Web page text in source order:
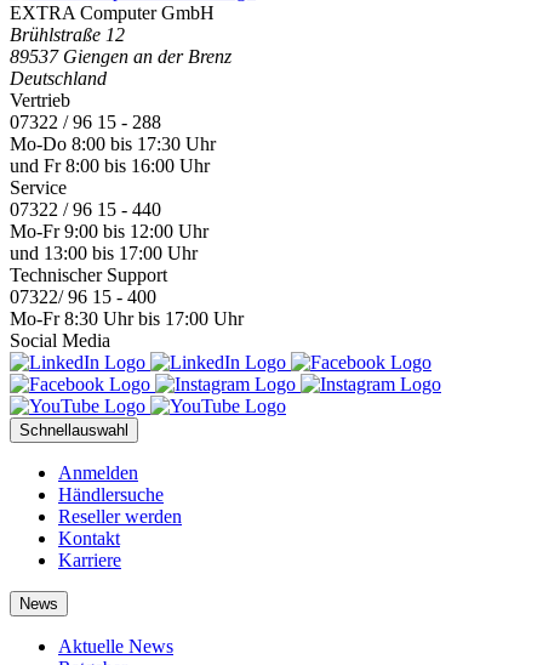
EXTRA Computer GmbH
Brühlstraße 12
89537 Giengen an der Brenz
Deutschland
Vertrieb
07322 / 96 15 - 288
Mo-Do 8:00 bis 17:30 Uhr
und Fr 8:00 bis 16:00 Uhr
Service
07322 / 96 15 - 440
Mo-Fr 9:00 bis 12:00 Uhr
und 13:00 bis 17:00 Uhr
Technischer Support
07322/ 96 15 - 400
Mo-Fr 8:30 Uhr bis 17:00 Uhr
Social Media
Schnellauswahl
Anmelden
Händlersuche
Reseller werden
Kontakt
Karriere
News
Aktuelle News